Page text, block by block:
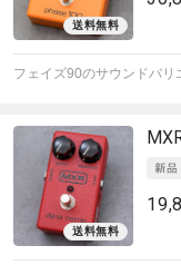
フェイズ90のサウンドバリ